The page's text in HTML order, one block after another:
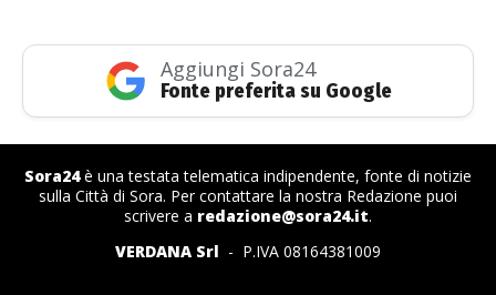
Aggiungi Sora24
Fonte preferita su Google
Sora24è una testata telematica indipendente, fonte di notizie
sulla Città di Sora. Per contattare la nostra Redazione puoi
scrivere a redazione@sora24.it.
VERDANA Srl - P.IVA 08164381009